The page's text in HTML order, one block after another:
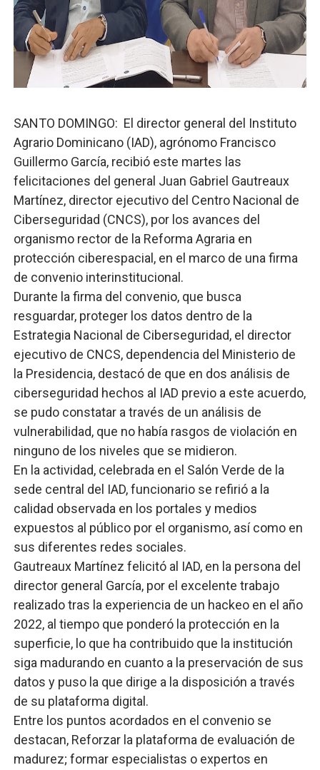
UNTC inicia ofensiva para recuperar fuerza gremial
PRM escogerá este domingo su nueva cúpula
Candidato a presidente del Colegio de Notarios hace
Digecac realizará Primer Festival de Plantas 2026
Josefa Castillo: Liderazgo y Transformación Social al
SANTO DOMINGO: El director general del Instituto
Agrario Dominicano (IAD), agrónomo Francisco
Guillermo García, recibió este martes las
felicitaciones del general Juan Gabriel Gautreaux
Martínez, director ejecutivo del Centro Nacional de
Ciberseguridad (CNCS), por los avances del
organismo rector de la Reforma Agraria en
protección ciberespacial, en el marco de una firma
de convenio interinstitucional.
Durante la firma del convenio, que busca
resguardar, proteger los datos dentro de la
Estrategia Nacional de Ciberseguridad, el director
ejecutivo de CNCS, dependencia del Ministerio de
la Presidencia, destacó de que en dos análisis de
ciberseguridad hechos al IAD previo a este acuerdo,
se pudo constatar a través de un análisis de
vulnerabilidad, que no había rasgos de violación en
ninguno de los niveles que se midieron.
En la actividad, celebrada en el Salón Verde de la
sede central del IAD, funcionario se refirió a la
calidad observada en los portales y medios
expuestos al público por el organismo, así como en
sus diferentes redes sociales.
Gautreaux Martínez felicitó al IAD, en la persona del
director general García, por el excelente trabajo
realizado tras la experiencia de un hackeo en el año
2022, al tiempo que ponderó la protección en la
superficie, lo que ha contribuido que la institución
siga madurando en cuanto a la preservación de sus
datos y puso la que dirige a la disposición a través
de su plataforma digital.
Entre los puntos acordados en el convenio se
destacan, Reforzar la plataforma de evaluación de
madurez; formar especialistas o expertos en